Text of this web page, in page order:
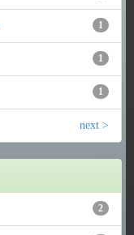
1
1
1
next >
2